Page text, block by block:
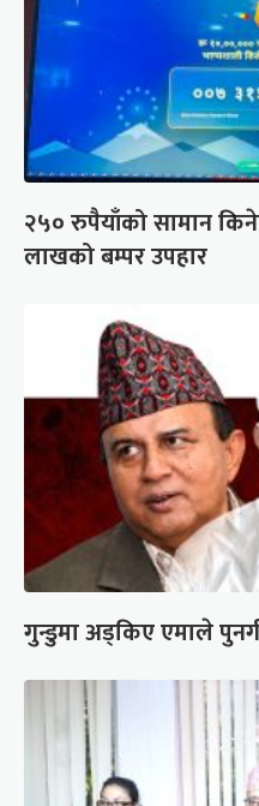
२५० रुपैयाँको सामान
लाखको बम्पर उपहार
गुन्डुमा अड्किए एमाले